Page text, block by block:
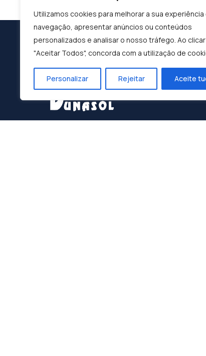
Utilizamos cookies para melhorar a sua experiência
navegação, apresentar anúncios ou conteúdos
personalizados e analisar o nosso tráfego. Ao
"Aceitar Todos", concorda com a utilização de
Personalizar Rejeitar Aceite